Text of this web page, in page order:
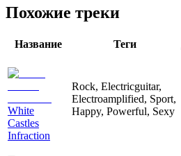
Похожие треки
Название Теги
White
Castles
Infraction
Rock, Electricguitar,
Electroamplified, Sport,
Happy, Powerful, Sexy